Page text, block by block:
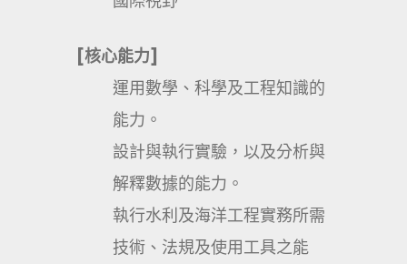
[核心能力]
運用數學、科學及工程知識的
能力。
設計與執行實驗，以及分析與
解釋數據的能力。
執行水利及海洋工程實務所需
技術、法規及使用工具之能